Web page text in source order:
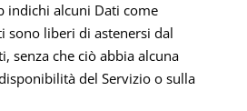
indichi alcuni Dati come
sono liberi di astenersi dal
senza che ciò abbia alcuna
del Servizio o sulla